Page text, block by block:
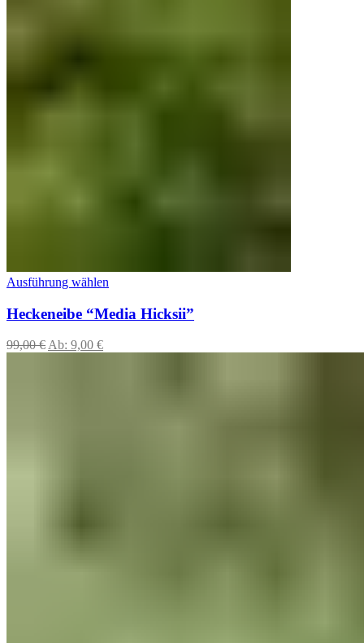
Ausführung wählen
Heckeneibe “Media Hicksii”
99,00€ Ab: 9,00 €